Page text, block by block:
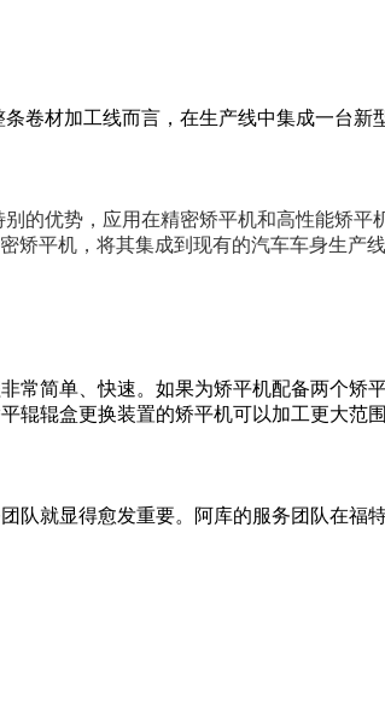
卷材加工线而言，在生产线中集成一台新
的优势，应用在精密矫平机和高性能矫平
矫平机，将其集成到现有的汽车车身生产
简单、快速。如果为矫平机配备两个矫
辊盒更换装置的矫平机可以加工更大范围
就显得愈发重要。阿库的服务团队在福